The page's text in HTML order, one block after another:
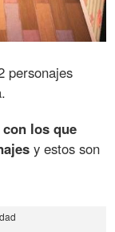
personajes
los que
y estos son